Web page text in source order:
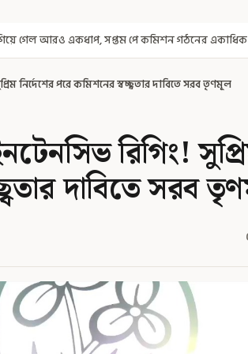
গঠনের একাধিক শর্ত ঘোষণা করে বিজ্ঞপ্তি নবান্নের
নির্দেশের পরে কমিশনের স্বচ্ছ্বতার দাবিতে সরব তৃণমূল
রিগিং!
দাবিতে সরব